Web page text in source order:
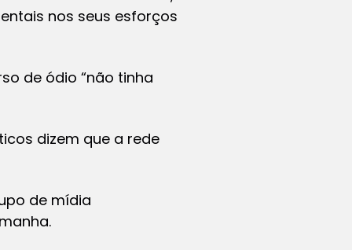
nos seus esforços
de ódio “não tinha
dizem que a rede
de mídia